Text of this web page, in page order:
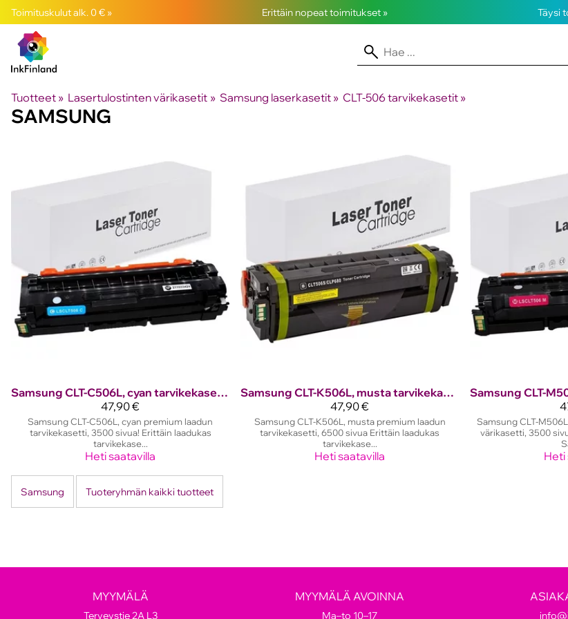
Toimituskulut alk. 0 € » Erittäin nopeat toimitukset » Täysi
Tuotteet ‪» Lasertulostinten värikasetit ‪» Samsung laserkasetit ‪» CLT-506 tarvikekasetit ‪»
SAMSUNG
Samsung
CLT-C506L, cyan tarvikekasetti, 3500 sivua!
47,90 €
Samsung CLT-C506L, cyan premium laadun
tarvikekasetti, 3500 sivua! Erittäin laadukas
tarvikekase...
Heti saatavilla
Samsung
CLT-K506L, musta tarvikekasetti, 6500 sivua!
47,90 €
Samsung CLT-K506L, musta premium laadun
tarvikekasetti, 6500 sivua Erittäin laadukas
tarvikekase...
Heti saatavilla
Samsung
Samsung CLT-
värikasetti, 3500
Heti
Samsung Tuoteryhmän kaikki tuotteet
MYYMÄLÄ
Terveystie 2A L3
MYYMÄLÄ AVOINNA
Ma–to 10–17